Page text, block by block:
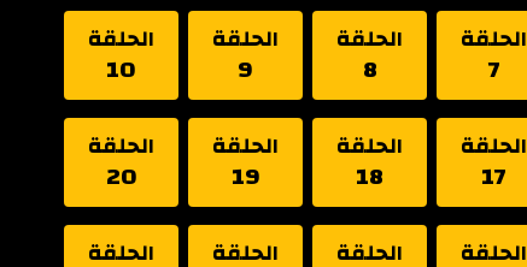
الحلقة
7
الحلقة
8
الحلقة
9
الحلقة
10
الحلقة
17
الحلقة
18
الحلقة
19
الحلقة
20
الحلقة الحلقة الحلقة الحلقة